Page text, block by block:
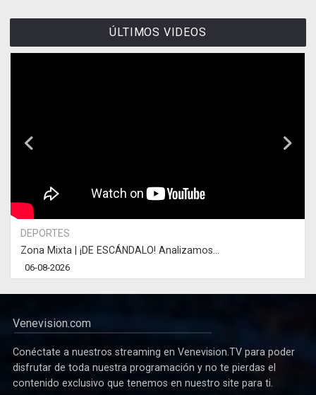
ÚLTIMOS VIDEOS
DEPORTES
Zona Mixta | ¡DE ESCÁNDALO! Analizamos...
06-08-2026
Venevision.com
Conéctate a nuestros streaming en Venevision.TV para poder
disfrutar de toda nuestra programación y no te pierdas el
contenido exclusivo que tenemos en nuestro site para ti.